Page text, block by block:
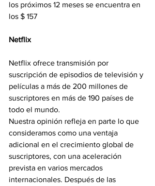
los próximos 12 meses se encuentra en
los $ 157
Netflix
Netflix ofrece transmisión por
suscripción de episodios de televisión y
películas a más de 200 millones de
suscriptores en más de 190 países de
todo el mundo.
Nuestra opinión refleja en parte lo que
consideramos como una ventaja
adicional en el crecimiento global de
suscriptores, con una aceleración
prevista en varios mercados
internacionales. Después de las